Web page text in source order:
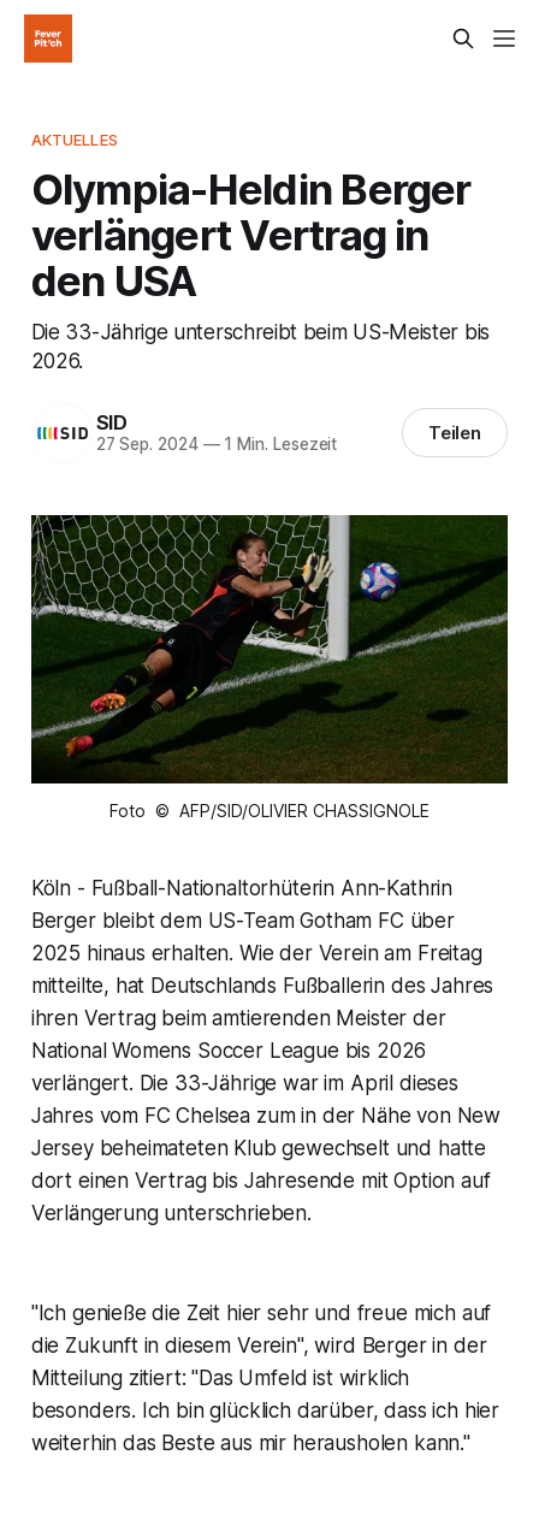
AKTUELLES
Olympia-Heldin Berger
verlängert Vertrag in
den USA
Die 33-Jährige unterschreibt beim US-Meister bis
2026.
SID
27 Sep. 2024 —1 Min. Lesezeit Teilen
Foto © AFP/SID/OLIVIER CHASSIGNOLE
Köln - Fußball-Nationaltorhüterin Ann-Kathrin
Berger bleibt dem US-Team Gotham FC über
2025 hinaus erhalten. Wie der Verein am Freitag
mitteilte, hat Deutschlands Fußballerin des Jahres
ihren Vertrag beim amtierenden Meister der
National Womens Soccer League bis 2026
verlängert. Die 33-Jährige war im April dieses
Jahres vom FC Chelsea zum in der Nähe von New
Jersey beheimateten Klub gewechselt und hatte
dort einen Vertrag bis Jahresende mit Option auf
Verlängerung unterschrieben.
"Ich genieße die Zeit hier sehr und freue mich auf
die Zukunft in diesem Verein", wird Berger in der
Mitteilung zitiert: "Das Umfeld ist wirklich
besonders. Ich bin glücklich darüber, dass ich hier
weiterhin das Beste aus mir herausholen kann."